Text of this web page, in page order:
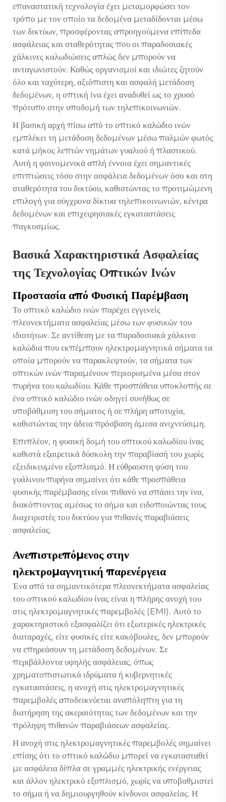
επαναστατική τεχνολογία έχει μεταμορφώσει τον
τρόπο με τον οποίο τα δεδομένα μεταδίδονται μέσω
των δικτύων, προσφέροντας απροηγούμενα επίπεδα
ασφάλειας και σταθερότητας που οι παραδοσιακές
χάλκινες καλωδιώσεις απλώς δεν μπορούν να
ανταγωνιστούν. Καθώς οργανισμοί και ιδιώτες ζητούν
όλο και ταχύτερη, αξιόπιστη και ασφαλή μετάδοση
δεδομένων, η οπτική ίνα έχει αναδυθεί ως το χρυσό
πρότυπο στην υποδομή των τηλεπικοινωνιών.
Η βασική αρχή πίσω από το οπτικό καλώδιο ινών
εμπλέκει τη μετάδοση δεδομένων μέσω παλμών φωτός
κατά μήκος λεπτών νημάτων γυαλιού ή πλαστικού.
Αυτή η φαινομενικά απλή έννοια έχει σημαντικές
επιπτώσεις τόσο στην ασφάλεια δεδομένων όσο και στη
σταθερότητα του δικτύου, καθιστώντας το προτιμώμενη
επιλογή για σύγχρονα δίκτυα τηλεπικοινωνιών, κέντρα
δεδομένων και επιχειρησιακές εγκαταστάσεις
παγκοσμίως.
Βασικά Χαρακτηριστικά Ασφαλείας
της Τεχνολογίας Οπτικών Ινών
Προστασία από Φυσική Παρέμβαση
Το οπτικό καλώδιο ινών παρέχει εγγενείς
πλεονεκτήματα ασφαλείας μέσω των φυσικών του
ιδιοτήτων. Σε αντίθεση με τα παραδοσιακά χάλκινα
καλώδια που εκπέμπουν ηλεκτρομαγνητικά σήματα τα
οποία μπορούν να παρακλεψτούν, τα σήματα των
οπτικών ινών παραμένουν περιορισμένα μέσα στον
πυρήνα του καλωδίου. Κάθε προσπάθεια υποκλοπής σε
ένα οπτικό καλώδιο ινών οδηγεί συνήθως σε
υποβάθμιση του σήματος ή σε πλήρη αποτυχία,
καθιστώντας την άδεια πρόσβαση άμεσα ανιχνεύσιμη.
Επιπλέον, η φυσική δομή του οπτικού καλωδίου ίνας
καθιστά εξαιρετικά δύσκολη την παραβίασή του χωρίς
εξειδικευμένο εξοπλισμό. Η εύθραυστη φύση του
γυάλινου πυρήνα σημαίνει ότι κάθε προσπάθεια
φυσικής παρέμβασης είναι πιθανό να σπάσει την ίνα,
διακόπτοντας αμέσως το σήμα και ειδοποιώντας τους
διαχειριστές του δικτύου για πιθανές παραβιάσεις
ασφαλείας.
Ανεπιστρεπόμενος στην
ηλεκτρομαγνητική παρενέργεια
Ένα από τα σημαντικότερα πλεονεκτήματα ασφαλείας
του οπτικού καλωδίου ίνας είναι η πλήρης ανοχή του
στις ηλεκτρομαγνητικές παρεμβολές (EMI). Αυτό το
χαρακτηριστικό εξασφαλίζει ότι εξωτερικές ηλεκτρικές
διαταραχές, είτε φυσικές είτε κακόβουλες, δεν μπορούν
να επηρεάσουν τη μετάδοση δεδομένων. Σε
περιβάλλοντα υψηλής ασφάλειας, όπως
χρηματοπιστωτικά ιδρύματα ή κυβερνητικές
εγκαταστάσεις, η ανοχή στις ηλεκτρομαγνητικές
παρεμβολές αποδεικνύεται αναπόληπτη για τη
διατήρηση της ακεραιότητας των δεδομένων και την
πρόληψη πιθανών παραβιάσεων ασφαλείας.
Η ανοχή στις ηλεκτρομαγνητικές παρεμβολές σημαίνει
επίσης ότι το οπτικό καλώδιο μπορεί να εγκατασταθεί
με ασφάλεια δίπλα σε γραμμές ηλεκτρικής ενέργειας
και άλλον ηλεκτρικό εξοπλισμό, χωρίς να υποβαθμιστεί
το σήμα ή να δημιουργηθούν κίνδυνοι ασφαλείας. Η